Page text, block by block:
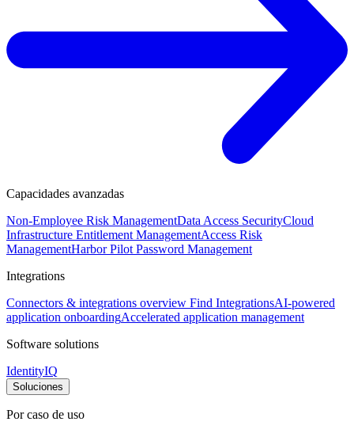
Capacidades avanzadas
Non-Employee Risk ManagementData Access SecurityCloud
Infrastructure Entitlement ManagementAccess Risk
ManagementHarbor Pilot Password Management
Integrations
Connectors & integrations overview Find IntegrationsAI-powered
application onboardingAccelerated application management
Software solutions
IdentityIQ
Soluciones
Por caso de uso